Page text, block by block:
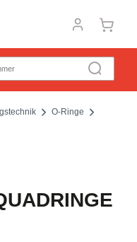
O-Ringe